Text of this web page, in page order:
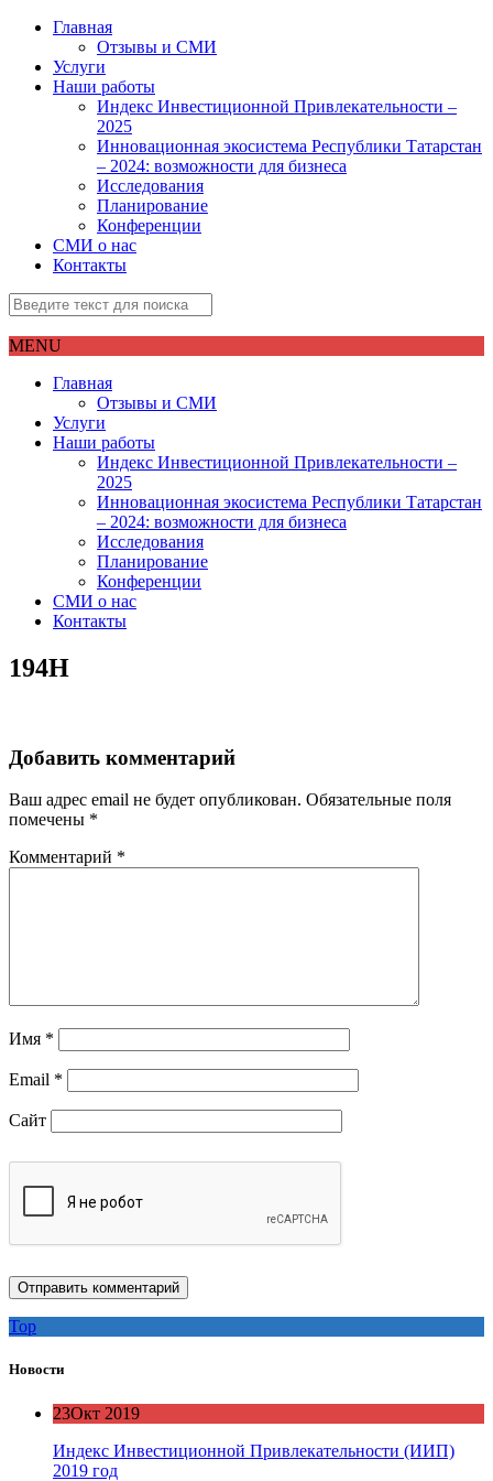
Главная
Отзывы и СМИ
Услуги
Наши работы
Индекс Инвестиционной Привлекательности –
2025
Инновационная экосистема Республики Татарстан
– 2024: возможности для бизнеса
Исследования
Планирование
Конференции
СМИ о нас
Контакты
MENU
Главная
Отзывы и СМИ
Услуги
Наши работы
Индекс Инвестиционной Привлекательности –
2025
Инновационная экосистема Республики Татарстан
– 2024: возможности для бизнеса
Исследования
Планирование
Конференции
СМИ о нас
Контакты
194H
Добавить комментарий
Ваш адрес email не будет опубликован. Обязательные поля
помечены *
Комментарий *
Имя *
Email *
Сайт
Top
Новости
23Окт 2019
Индекс Инвестиционной Привлекательности (ИИП)
2019 год